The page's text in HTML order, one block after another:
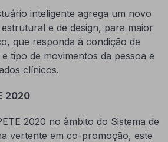
inteligente agrega um novo
e de design, para maior
que responda à condição de
tipo de movimentos da pessoa e
clínicos.
2020
2020 no âmbito do Sistema de
vertente em co-promoção, este